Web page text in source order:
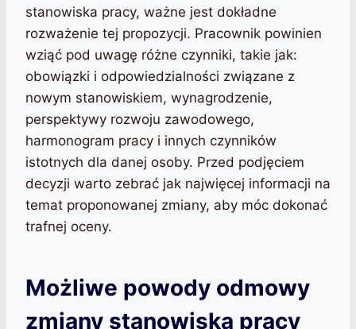
stanowiska pracy, ważne jest dokładne
rozważenie tej propozycji. Pracownik powinien
wziąć pod uwagę różne czynniki, takie jak:
obowiązki i odpowiedzialności związane z
nowym stanowiskiem, wynagrodzenie,
perspektywy rozwoju zawodowego,
harmonogram pracy i innych czynników
istotnych dla danej osoby. Przed podjęciem
decyzji warto zebrać jak najwięcej informacji na
temat proponowanej zmiany, aby móc dokonać
trafnej oceny.
Możliwe powody odmowy
zmiany stanowiska pracy